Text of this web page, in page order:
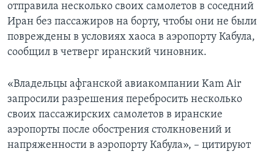
отправила несколько своих самолетов в соседний
Иран без пассажиров на борту, чтобы они не были
повреждены в условиях хаоса в аэропорту Кабула,
сообщил в четверг иранский чиновник.
«Владельцы афганской авиакомпании Kam Air
запросили разрешения перебросить несколько
своих пассажирских самолетов в иранские
аэропорты после обострения столкновений и
напряженности в аэропорту Кабула», – цитируют